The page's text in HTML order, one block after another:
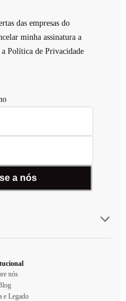
das empresas do
minha assinatura a
Política de Privacidade
a nós
nós
e Legado